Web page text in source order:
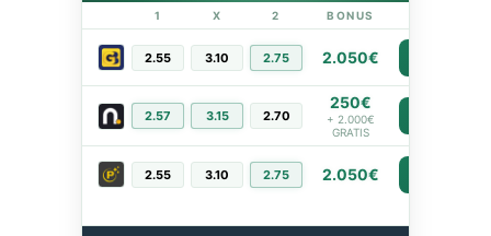
1 X 2 BONUS
2.55 3.10 2.75 2.050€
2.57 3.15 2.70
250€
+ 2.000€
GRATIS
2.55 3.10 2.75 2.050€